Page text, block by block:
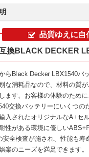
品質ゆえに自
換BLACK DECKER
ら Black Decker LBX1540バ
な消耗品なので、材料の質
ます。お客様の体験のため
交換バッテリーにいくつの
入されたオリジナルなA+セ
性がある環境に優しい
安全検査が施され、性能も寿
楽のニーズを満足できます。